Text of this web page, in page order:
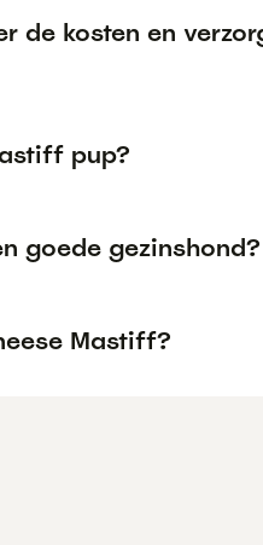
de kosten en
pup?
goede gezinshond?
Mastiff?